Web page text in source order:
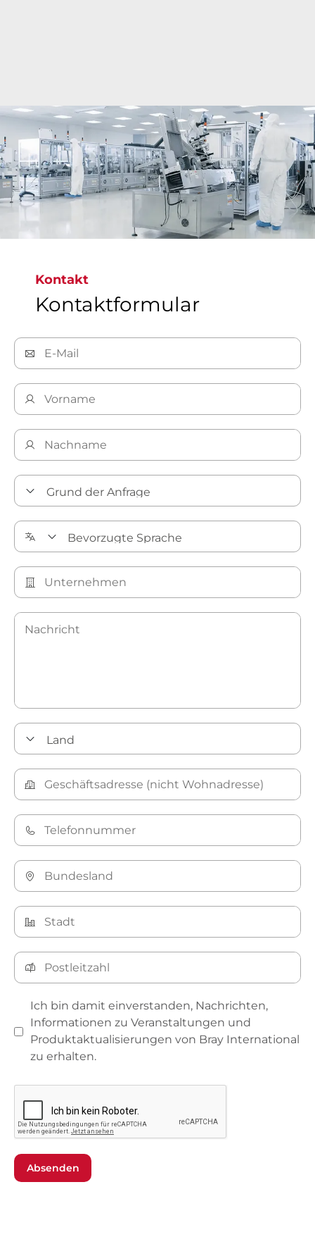
Bray bietet innovative Lösungen für Armaturen
für Pharma- und Biotechnologieunternehmen,
die die Effizienz und Agilität steigern und
gleichzeitig die Kosten in einem
wettbewerbsintensiven Umfeld senken.​​​​​​​
Pharma- und Biotech-Lösungen​​​​​​​ von Bray
Kontakt
Kontaktformular
Ich bin damit einverstanden, Nachrichten,
Informationen zu Veranstaltungen und
Produktaktualisierungen von Bray International
zu erhalten.
Absenden